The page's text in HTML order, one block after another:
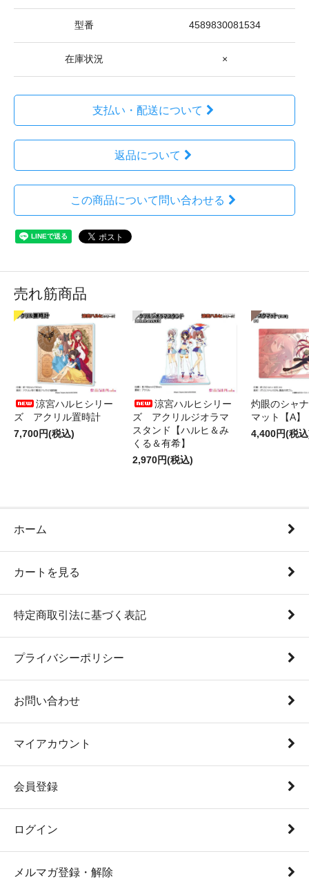
型番 4589830081534
在庫状況 ×
支払い・配送について
返品について
この商品について問い合わせる
売れ筋商品
涼宮ハルヒシリー
ズ アクリル置時計
7,700円(税込)
涼宮ハルヒシリー
ズ アクリルジオラマ
スタンド【ハルヒ＆み
くる＆有希】
2,970円(税込)
灼眼のシャ
マット【A】
4,400円(税
ホーム
カートを見る
特定商取引法に基づく表記
プライバシーポリシー
お問い合わせ
マイアカウント
会員登録
ログイン
メルマガ登録・解除